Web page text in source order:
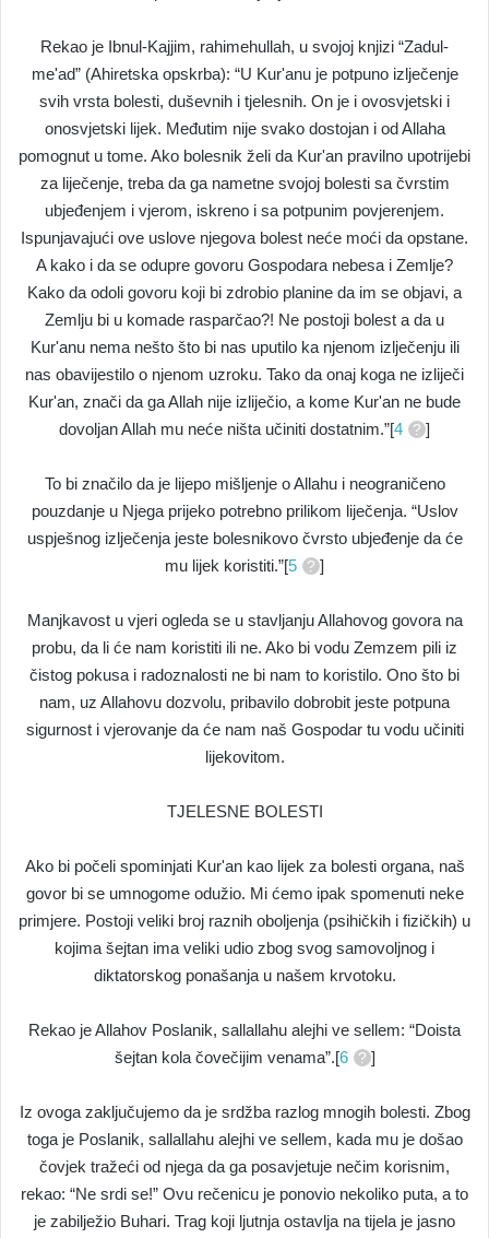
Rekao je Ibnul-Kajjim, rahimehullah, u svojoj knjizi “Zadul-
me'ad” (Ahiretska opskrba): “U Kur'anu je potpuno izlječenje
svih vrsta bolesti, duševnih i tjelesnih. On je i ovosvjetski i
onosvjetski lijek. Međutim nije svako dostojan i od Allaha
pomognut u tome. Ako bolesnik želi da Kur'an pravilno upotrijebi
za liječenje, treba da ga nametne svojoj bolesti sa čvrstim
ubjeđenjem i vjerom, iskreno i sa potpunim povjerenjem.
Ispunjavajući ove uslove njegova bolest neće moći da opstane.
A kako i da se odupre govoru Gospodara nebesa i Zemlje?
Kako da odoli govoru koji bi zdrobio planine da im se objavi, a
Zemlju bi u komade rasparčao?! Ne postoji bolest a da u
Kur'anu nema nešto što bi nas uputilo ka njenom izlječenju ili
nas obavijestilo o njenom uzroku. Tako da onaj koga ne izliječi
Kur'an, znači da ga Allah nije izliječio, a kome Kur'an ne bude
dovoljan Allah mu neće ništa učiniti dostatnim.”[4 ]
To bi značilo da je lijepo mišljenje o Allahu i neograničeno
pouzdanje u Njega prijeko potrebno prilikom liječenja. “Uslov
uspješnog izlječenja jeste bolesnikovo čvrsto ubjeđenje da će
mu lijek koristiti.”[5 ]
Manjkavost u vjeri ogleda se u stavljanju Allahovog govora na
probu, da li će nam koristiti ili ne. Ako bi vodu Zemzem pili iz
čistog pokusa i radoznalosti ne bi nam to koristilo. Ono što bi
nam, uz Allahovu dozvolu, pribavilo dobrobit jeste potpuna
sigurnost i vjerovanje da će nam naš Gospodar tu vodu učiniti
lijekovitom.
TJELESNE BOLESTI
Ako bi počeli spominjati Kur'an kao lijek za bolesti organa, naš
govor bi se umnogome odužio. Mi ćemo ipak spomenuti neke
primjere. Postoji veliki broj raznih oboljenja (psihičkih i fizičkih) u
kojima šejtan ima veliki udio zbog svog samovoljnog i
diktatorskog ponašanja u našem krvotoku.
Rekao je Allahov Poslanik, sallallahu alejhi ve sellem: “Doista
šejtan kola čovečijim venama”.[6 ]
Iz ovoga zaključujemo da je srdžba razlog mnogih bolesti. Zbog
toga je Poslanik, sallallahu alejhi ve sellem, kada mu je došao
čovjek tražeći od njega da ga posavjetuje nečim korisnim,
rekao: “Ne srdi se!” Ovu rečenicu je ponovio nekoliko puta, a to
je zabilježio Buhari. Trag koji ljutnja ostavlja na tijela je jasno